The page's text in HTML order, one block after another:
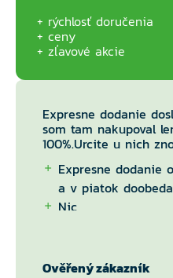
rýchlosť doručenia
ceny
zľavové akcie
Expresne dodanie
som tam nakupoval
100%.Urcite u nich
Expresne dodanie
a v piatok
Nic
Ověřený zákazník